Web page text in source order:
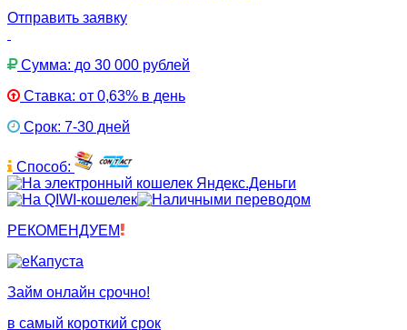
Отправить заявку
Сумма: до 30 000 рублей
Ставка: от 0,63% в день
Срок: 7-30 дней
Способ:
РЕКОМЕНДУЕМ
Займ онлайн срочно!
в самый короткий срок